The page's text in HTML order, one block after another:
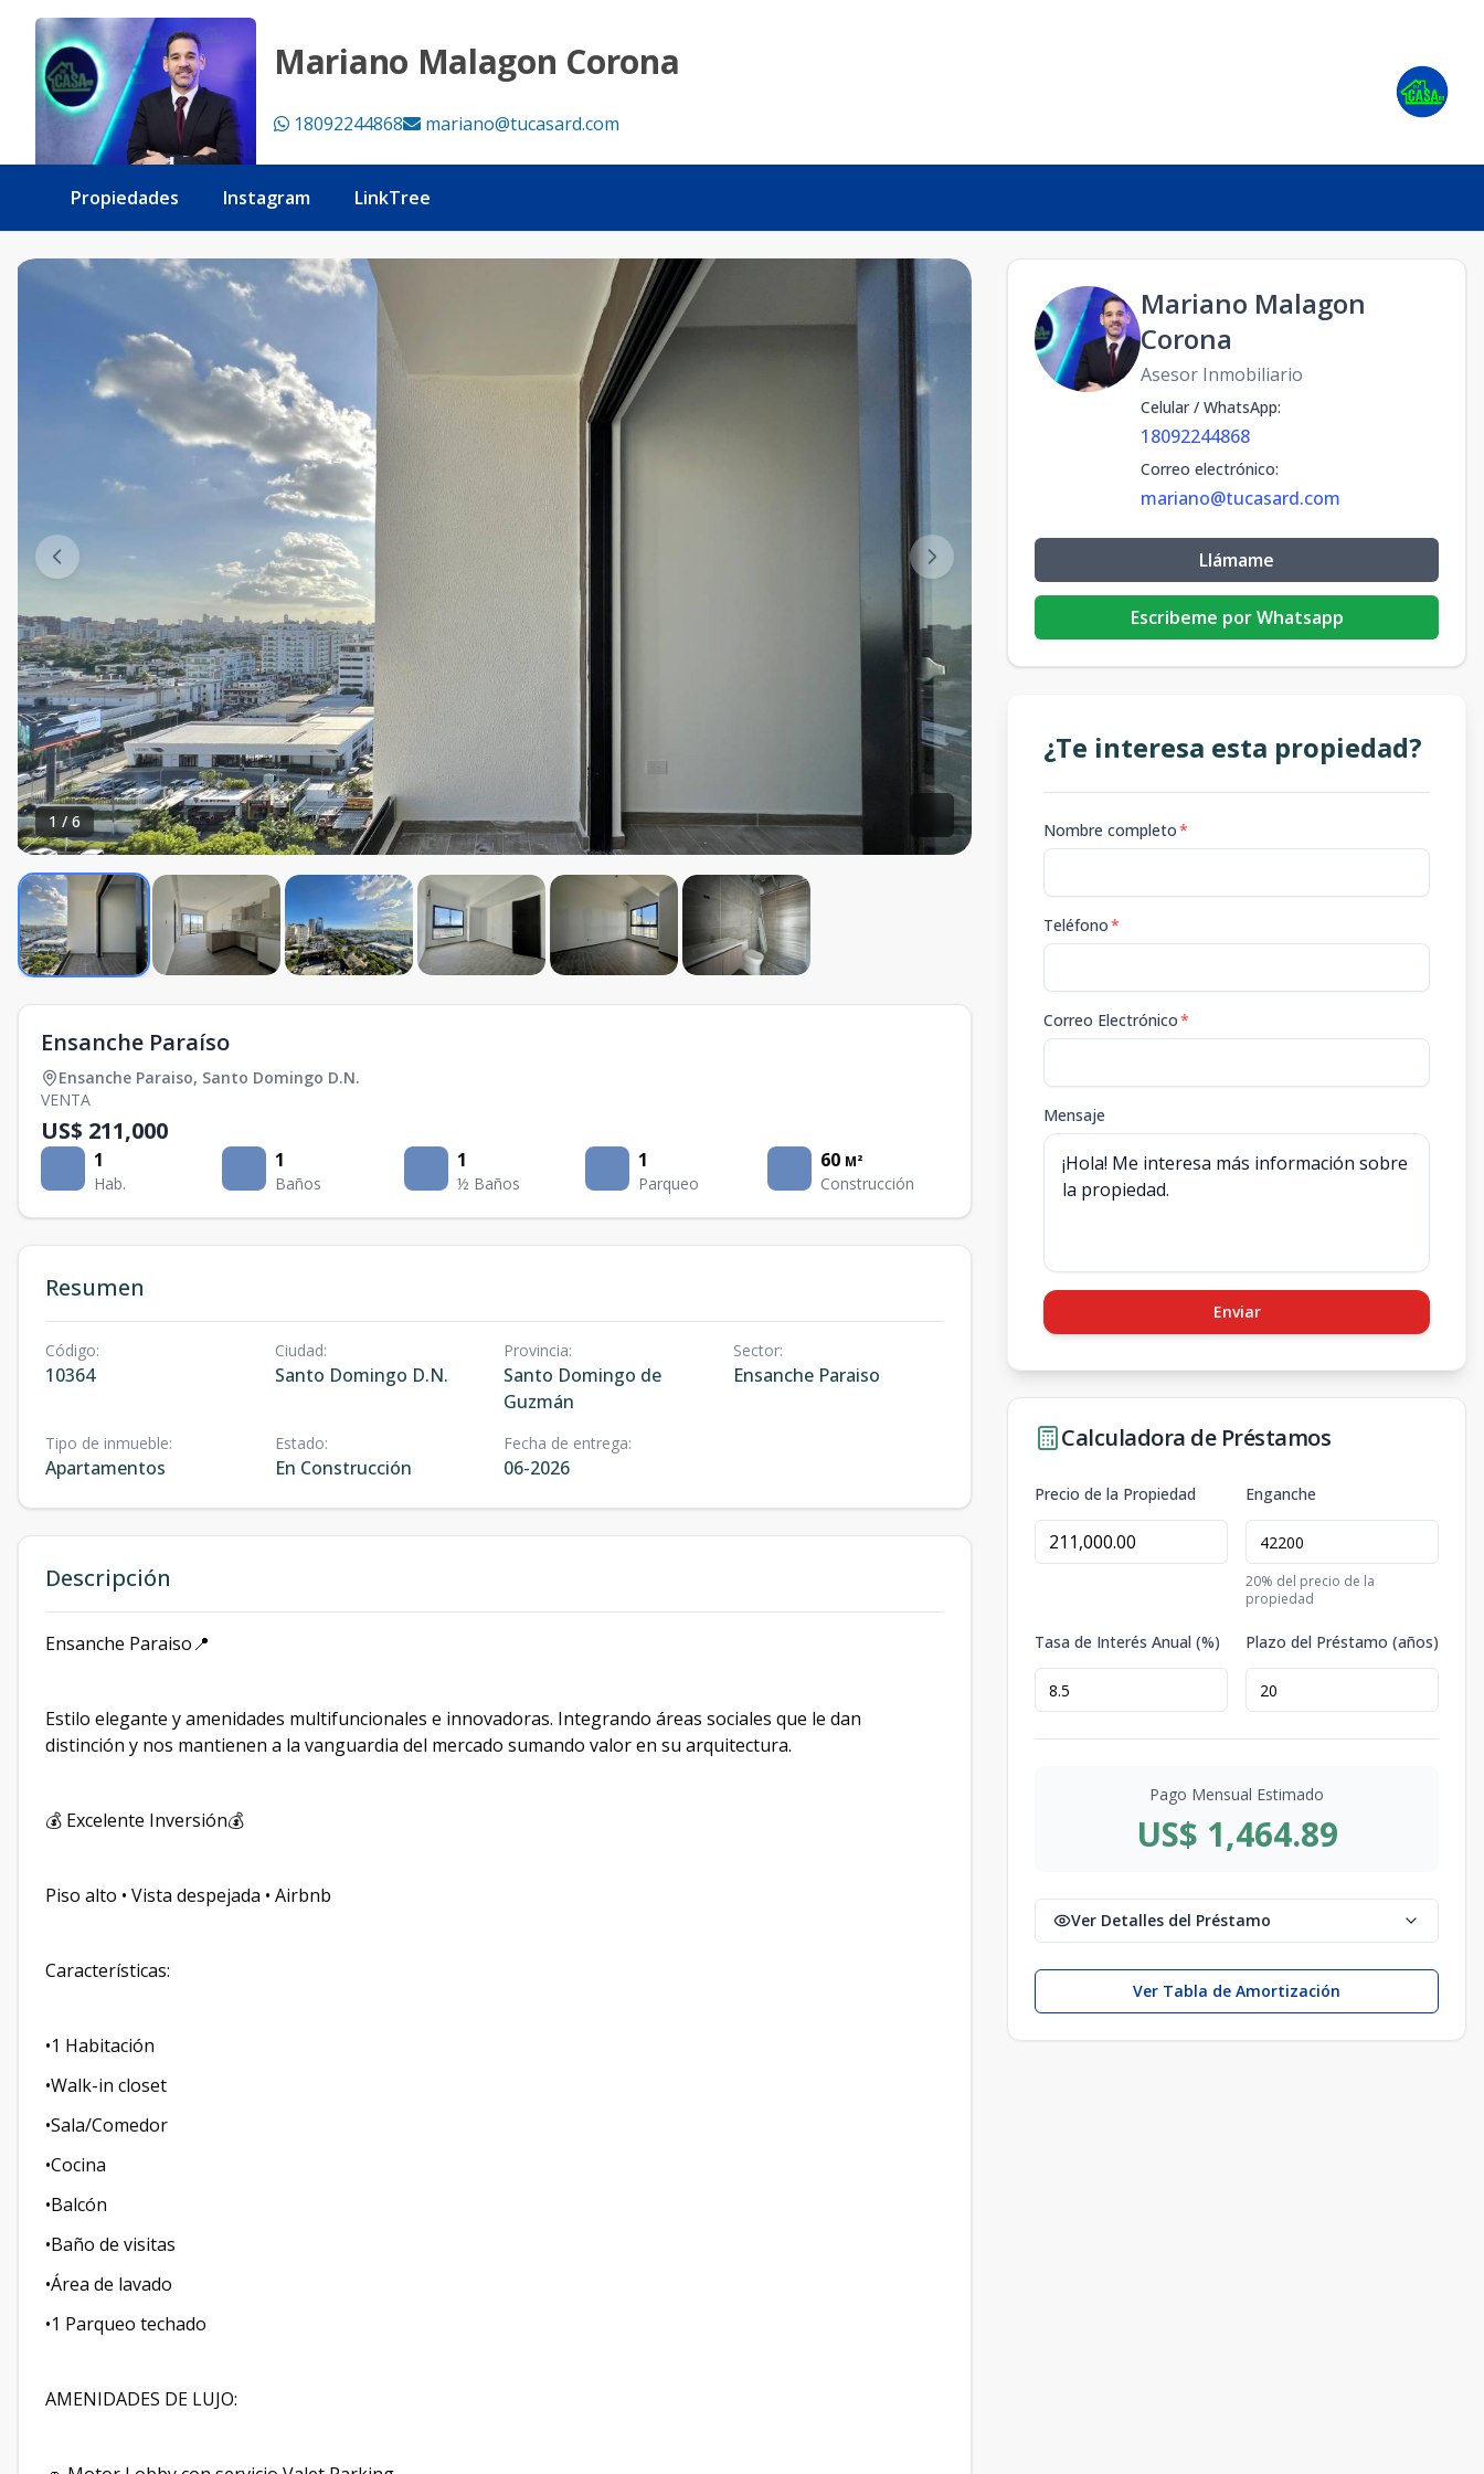
Mariano Malagon Corona
18092244868 mariano@tucasard.com
Propiedades Instagram LinkTree
1 / 6
Ensanche Paraíso
Ensanche Paraiso, Santo Domingo D.N.
VENTA
US$ 211,000
1
Hab.
1
Baños
1
½ Baños
1
Parqueo
60 M²
Construcción
Resumen
Código:
10364
Ciudad:
Santo Domingo D.N.
Provincia:
Santo Domingo de
Guzmán
Sector:
Ensanche Paraiso
Tipo de inmueble:
Apartamentos
Estado:
En Construcción
Fecha de entrega:
06-2026
Descripción
Ensanche Paraiso📍
Estilo elegante y amenidades multifuncionales e innovadoras. Integrando áreas sociales que le dan
distinción y nos mantienen a la vanguardia del mercado sumando valor en su arquitectura.
💰 Excelente Inversión💰
Piso alto • Vista despejada • Airbnb
Características:
•1 Habitación
•Walk-in closet
•Sala/Comedor
•Cocina
•Balcón
•Baño de visitas
•Área de lavado
•1 Parqueo techado
AMENIDADES DE LUJO:
Mariano Malagon
Corona
Asesor Inmobiliario
Celular / WhatsApp:
18092244868
Correo electrónico:
mariano@tucasard.com
Llámame
Escribeme por Whatsapp
¿Te interesa esta propiedad?
Nombre completo*
Teléfono*
Correo Electrónico*
Mensaje
Enviar
Calculadora de Préstamos
Precio de la Propiedad Enganche
20% del precio de la
propiedad
Tasa de Interés Anual (%) Plazo del Préstamo (años)
Pago Mensual Estimado
US$ 1,464.89
Ver Detalles del Préstamo
Ver Tabla de Amortización
Ensanche Paraíso - Tu Casa RD